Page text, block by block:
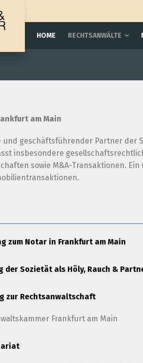
HOME RECHTSANWÄLTE
am Main
und geschäftsführender Partner der
insbesondere
sowie M&A-Transaktionen.
zum Notar in Frankfurt am Main
der Sozietät als Höly, Rauch &
zur Rechtsanwaltschaft
Frankfurt am Main